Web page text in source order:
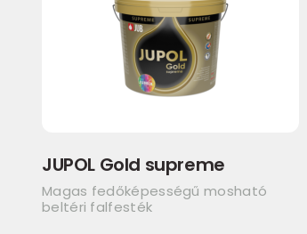
JUPOL Gold supreme
Magas fedőképességű mosható
beltéri falfesték